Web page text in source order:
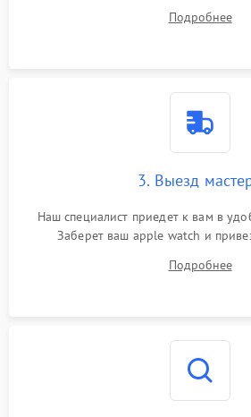
Подробнее
3. Выезд
Наш специалист приедет к вам в
Заберет ваш apple watch и
Подробнее